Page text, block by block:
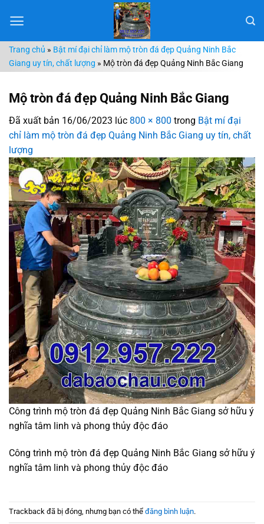
đến
dungTrang chủ » Bật mí đại chỉ làm mộ tròn đá đẹp Quảng Ninh Bắc
Giang uy tín, chất lượng » Mộ tròn đá đẹp Quảng Ninh Bắc Giang
Mộ tròn đá đẹp Quảng Ninh Bắc Giang
Đã xuất bản 16/06/2023 lúc 800 × 800 trong Bật mí đại
chỉ làm mộ tròn đá đẹp Quảng Ninh Bắc Giang uy tín, chất
lượng
Công trình mộ tròn đá đẹp Quảng Ninh Bắc Giang sở hữu ý
nghĩa tâm linh và phong thủy độc đáo
Công trình mộ tròn đá đẹp Quảng Ninh Bắc Giang sở hữu ý
nghĩa tâm linh và phong thủy độc đáo
Trackback đã bị đóng, nhưng bạn có thể đăng bình luận.